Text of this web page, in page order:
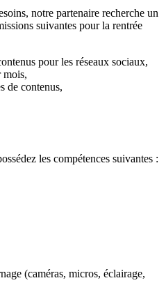
notre partenaire recherche un
suivantes pour la rentrée
pour les réseaux sociaux,
mois,
de contenus,
les compétences suivantes :
(caméras, micros, éclairage,